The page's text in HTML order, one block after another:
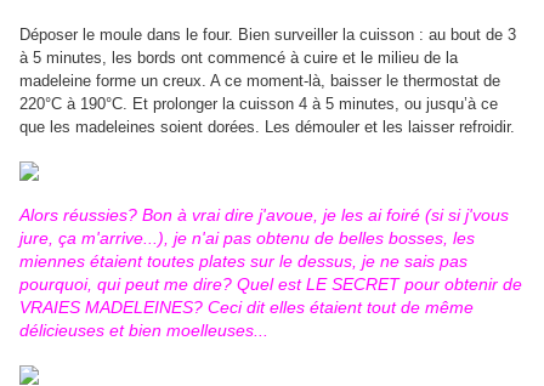
Déposer le moule dans le four. Bien surveiller la cuisson : au bout de 3
à 5 minutes, les bords ont commencé à cuire et le milieu de la
madeleine forme un creux. A ce moment-là, baisser le thermostat de
220°C à 190°C. Et prolonger la cuisson 4 à 5 minutes, ou jusqu’à ce
que les madeleines soient dorées. Les démouler et les laisser refroidir.
Alors réussies? Bon à vrai dire j'avoue, je les ai foiré (si si j'vous
jure, ça m'arrive...), je n'ai pas obtenu de belles bosses, les
miennes étaient toutes plates sur le dessus, je ne sais pas
pourquoi, qui peut me dire? Quel est LE SECRET pour obtenir de
VRAIES MADELEINES? Ceci dit elles étaient tout de même
délicieuses et bien moelleuses...